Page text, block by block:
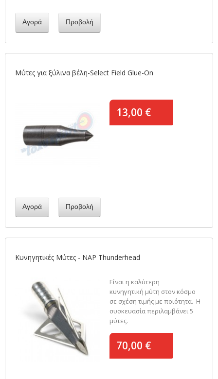
Αγορά Προβολή
Μύτες για ξύλινα βέλη-Select Field Glue-On
13,00 €
Αγορά Προβολή
Κυνηγητικές Μύτες - NAP Thunderhead
Είναι η καλύτερη
κυνηγητική μύτη στον κόσμο
σε σχέση τιμής με ποιότητα. Η
συσκευασία περιλαμβάνει 5
μύτες.
70,00 €